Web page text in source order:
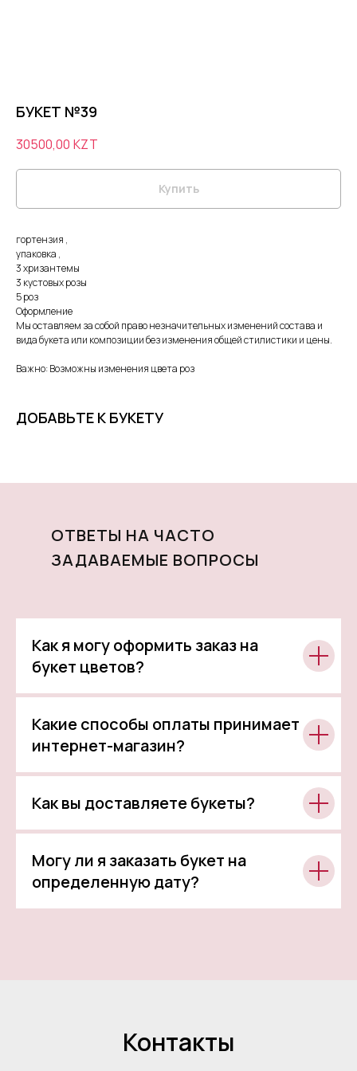
БУКЕТ №39
30500,00 KZT
Купить
гортензия ,
упаковка ,
3 хризантемы
3 кустовых розы
5 роз
Оформление
Мы оставляем за собой право незначительных изменений состава и
вида букета или композиции без изменения общей стилистики и цены.
Важно: Возможны изменения цвета роз
ДОБАВЬТЕ К БУКЕТУ
ОТВЕТЫ НА ЧАСТО
ЗАДАВАЕМЫЕ ВОПРОСЫ
Как я могу оформить заказ на
букет цветов?
Какие способы оплаты принимает
интернет-магазин?
Как вы доставляете букеты?
Могу ли я заказать букет на
определенную дату?
Контакты